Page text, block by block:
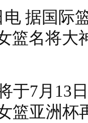
据国际
篮名将大
于7月13
篮亚洲